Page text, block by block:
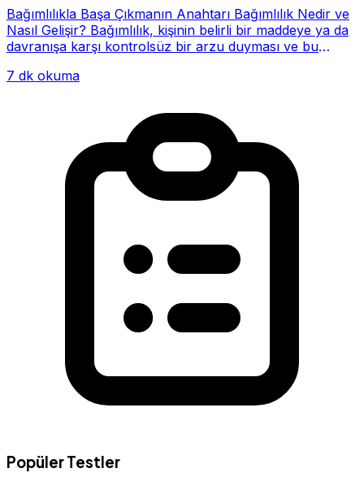
Bağımlılıkla Başa Çıkmanın Anahtarı Bağımlılık Nedir ve
Nasıl Gelişir? Bağımlılık, kişinin belirli bir maddeye ya da
davranışa karşı kontrolsüz bir arzu duyması ve bu
7 dk okuma
Popüler Testler